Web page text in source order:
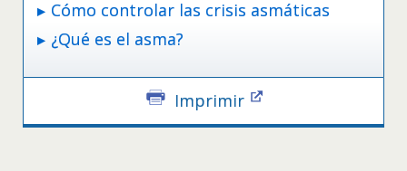
Cómo controlar las crisis asmáticas
¿Qué es el asma?
Imprimir